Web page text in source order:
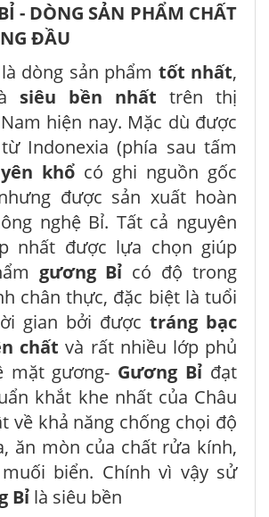
- DÒNG SẢN PHẨM CHẤT
ĐẦU
là dòng sản phẩm tốt nhất,
siêu bền nhất trên thị
hiện nay. Mặc dù được
Indonexia (phía sau tấm
khổ có ghi nguồn gốc
được sản xuất hoàn
nghệ Bỉ. Tất cả nguyên
nhất được lựa chọn giúp
gương Bỉ có độ trong
chân thực, đặc biệt là tuổi
gian bởi được tráng bạc
chấtvà rất nhiều lớp phủ
mặt gương- Gương Bỉ đạt
khắt khe nhất của Châu
về khả năng chống chọi độ
ăn mòn của chất rửa kính,
biển. Chính vì vậy sử
Bỉ là siêu bền